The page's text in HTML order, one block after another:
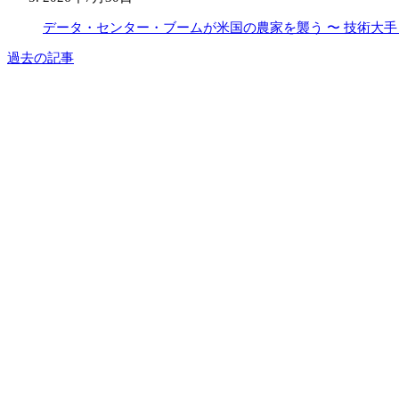
データ・センター・ブームが米国の農家を襲う 〜 技術大
過去の記事